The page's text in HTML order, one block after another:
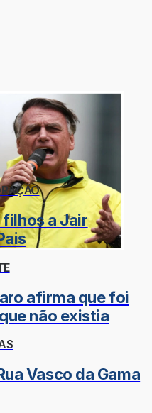
a Jair
afirma que foi
não existia
Vasco da Gama